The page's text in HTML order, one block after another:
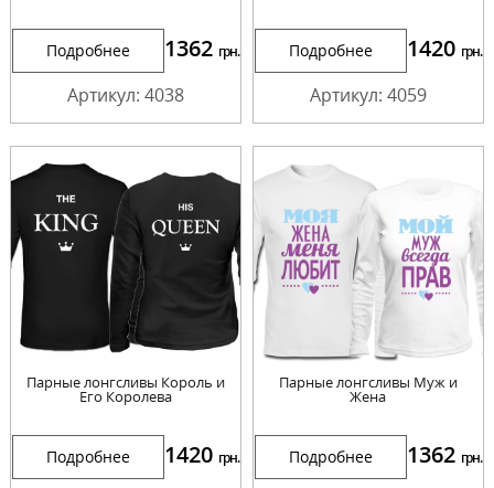
Подробнее 1362 грн.
Артикул: 4038
Подробнее 1420 грн.
Артикул: 4059
Парные лонгсливы Король и
Его Королева
Подробнее 1420 грн.
Парные лонгсливы Муж и
Жена
Подробнее 1362 грн.